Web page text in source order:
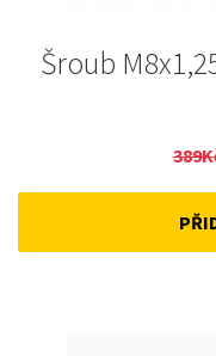
Šroub
389